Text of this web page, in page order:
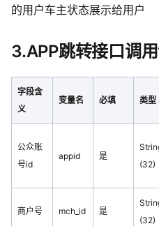
的用户车主状态展示给用户
3.APP跳转接口调
字段含
义
变量名 必填 类型
公众账
号id
appid 是
(32)
商户号 mch_id 是
(32)